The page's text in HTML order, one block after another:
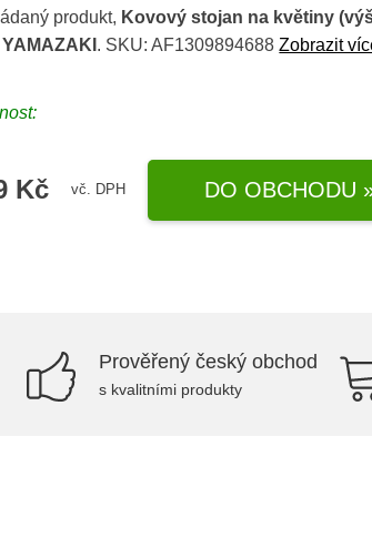
produkt, Kovový stojan na květiny
YAMAZAKI . SKU: AF1309894688Zobrazit
Kč vč. DPH DO OBCHODU
Prověřený český obchod
s kvalitními produkty